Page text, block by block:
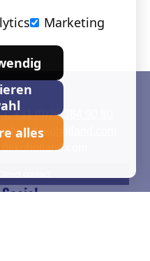
T. +31 (0)26 384 90 80
info@dekoholland.com
dekoholland.com
Social
Marketing
alles